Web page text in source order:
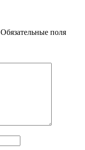
Обязательные поля